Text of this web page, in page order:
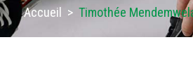
Accueil > Timothée